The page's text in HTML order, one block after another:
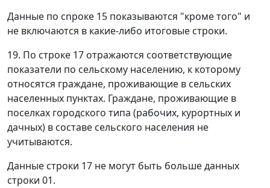
Данные по сnроке 15 показываются "кроме того" и
не включаются в какие-либо итоговые строки.
19. По строке 17 отражаются соответствующие
показатели по сельскому населению, к которому
относятся граждане, проживающие в сельских
населенных пунктах. Граждане, проживающие в
поселках городского типа (рабочих, курортных и
дачных) в составе сельского населения не
учитываются.
Данные строки 17 не могут быть больше данных
строки 01.